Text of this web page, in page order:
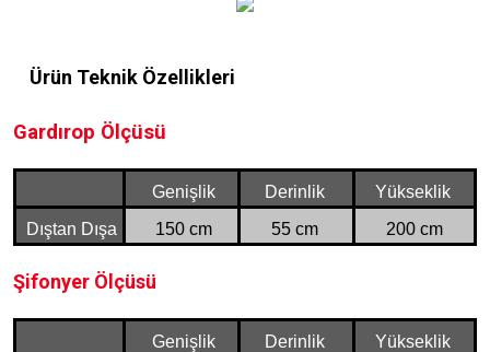
Ürün Teknik Özellikleri
Gardırop Ölçüsü
Genişlik Derinlik
Yükseklik
Dıştan Dışa
150 cm 55 cm 200 cm
Şifonyer Ölçüsü
Genişlik Derinlik
Yükseklik